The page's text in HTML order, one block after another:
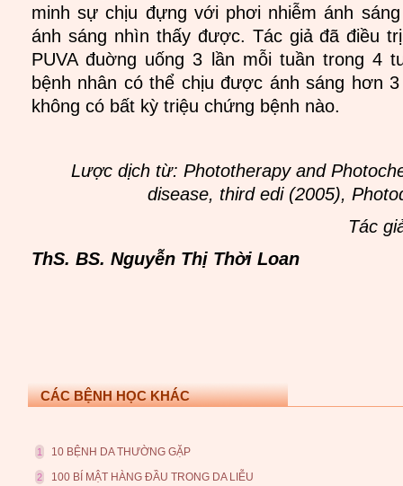
minh sự chịu đựng với phơi nhiễm ánh
ánh sáng nhìn thấy được. Tác giả đã điều
PUVA đuờng uống 3 lần mỗi tuần trong 4
bệnh nhân có thể chịu được ánh sáng hơn
không có bất kỳ triệu chứng bệnh nào.
Lược dịch từ: Phototherapy and
disease, third edi (2005),
Tác
ThS. BS. Nguyễn Thị Thời Loan
CÁC BỆNH HỌC KHÁC
1 10 BỆNH DA THƯỜNG GẶP
2 100 BÍ MẬT HÀNG ĐẦU TRONG DA LIỄU